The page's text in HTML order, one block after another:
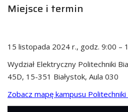
Miejsce i termin
15 listopada 2024 r., godz. 9:00 –
Wydział Elektryczny Politechniki
45D, 15-351 Białystok, Aula 030
Zobacz mapę kampusu Politechniki